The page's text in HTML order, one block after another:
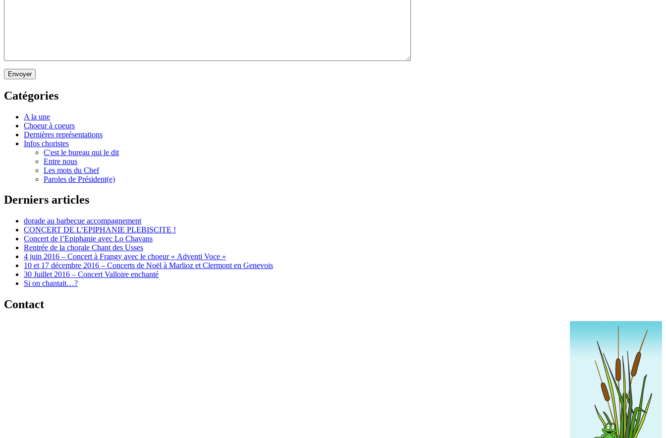
Envoyer
Catégories
A la une
Choeur à coeurs
Dernières représentations
Infos choristes
C'est le bureau qui le dit
Entre nous
Les mots du Chef
Paroles de Président(e)
Derniers articles
dorade au barbecue accompagnement
CONCERT DE L’EPIPHANIE PLEBISCITE !
Concert de l’Epiphanie avec Lo Chavans
Rentrée de la chorale Chant des Usses
4 juin 2016 – Concert à Frangy avec le choeur « Adventi Voce »
10 et 17 décembre 2016 – Concerts de Noël à Marlioz et Clermont en Genevois
30 Juillet 2016 – Concert Valloire enchanté
Si on chantait…?
Contact